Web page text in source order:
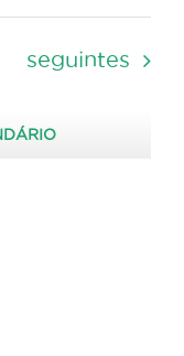
Eventos
seguintes